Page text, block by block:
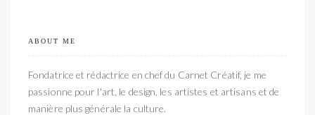
ABOUT ME
Fondatrice et rédactrice en chef du Carnet Créatif, je me
passionne pour l'art, le design, les artistes et artisans et de
manière plus générale la culture.